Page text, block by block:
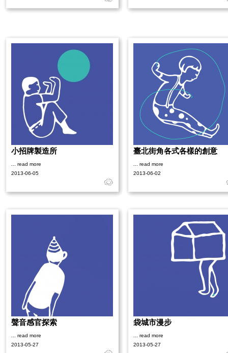
小招牌製造所
... read more
2013-06-05
臺北街角各式各樣的創意
... read more
2013-06-02
聲音感官探索
... read more
2013-05-27
袋城市漫步
... read more
2013-05-27